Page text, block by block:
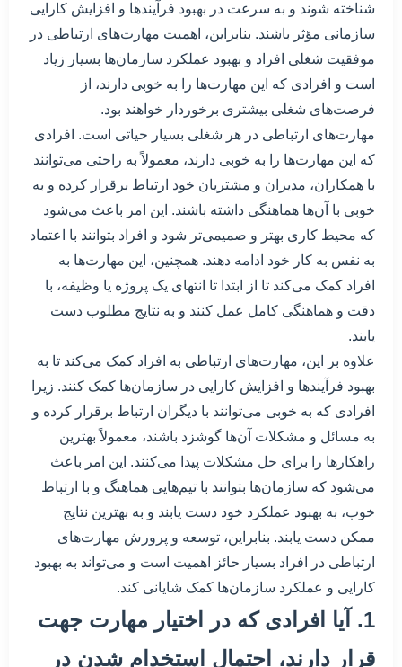
شناخته شوند و به سرعت در بهبود فرآیندها و افزایش کارایی
سازمانی مؤثر باشند. بنابراین، اهمیت مهارت‌های ارتباطی در
موفقیت شغلی افراد و بهبود عملکرد سازمان‌ها بسیار زیاد
است و افرادی که این مهارت‌ها را به خوبی دارند، از
فرصت‌های شغلی بیشتری برخوردار خواهند بود.
مهارت‌های ارتباطی در هر شغلی بسیار حیاتی است. افرادی
که این مهارت‌ها را به خوبی دارند، معمولاً به راحتی می‌توانند
با همکاران، مدیران و مشتریان خود ارتباط برقرار کرده و به
خوبی با آن‌ها هماهنگی داشته باشند. این امر باعث می‌شود
که محیط کاری بهتر و صمیمی‌تر شود و افراد بتوانند با اعتماد
به نفس به کار خود ادامه دهند. همچنین، این مهارت‌ها به
افراد کمک می‌کند تا از ابتدا تا انتهای یک پروژه یا وظیفه، با
دقت و هماهنگی کامل عمل کنند و به نتایج مطلوب دست
یابند.
علاوه بر این، مهارت‌های ارتباطی به افراد کمک می‌کند تا به
بهبود فرآیندها و افزایش کارایی در سازمان‌ها کمک کنند. زیرا
افرادی که به خوبی می‌توانند با دیگران ارتباط برقرار کرده و
به مسائل و مشکلات آن‌ها گوشزد باشند، معمولاً بهترین
راهکارها را برای حل مشکلات پیدا می‌کنند. این امر باعث
می‌شود که سازمان‌ها بتوانند با تیم‌هایی هماهنگ و با ارتباط
خوب، به بهبود عملکرد خود دست یابند و به بهترین نتایج
ممکن دست یابند. بنابراین، توسعه و پرورش مهارت‌های
ارتباطی در افراد بسیار حائز اهمیت است و می‌تواند به بهبود
کارایی و عملکرد سازمان‌ها کمک شایانی کند.
1. آیا افرادی که در اختیار مهارت جهت
قرار دارند، احتمال استخدام شدن در